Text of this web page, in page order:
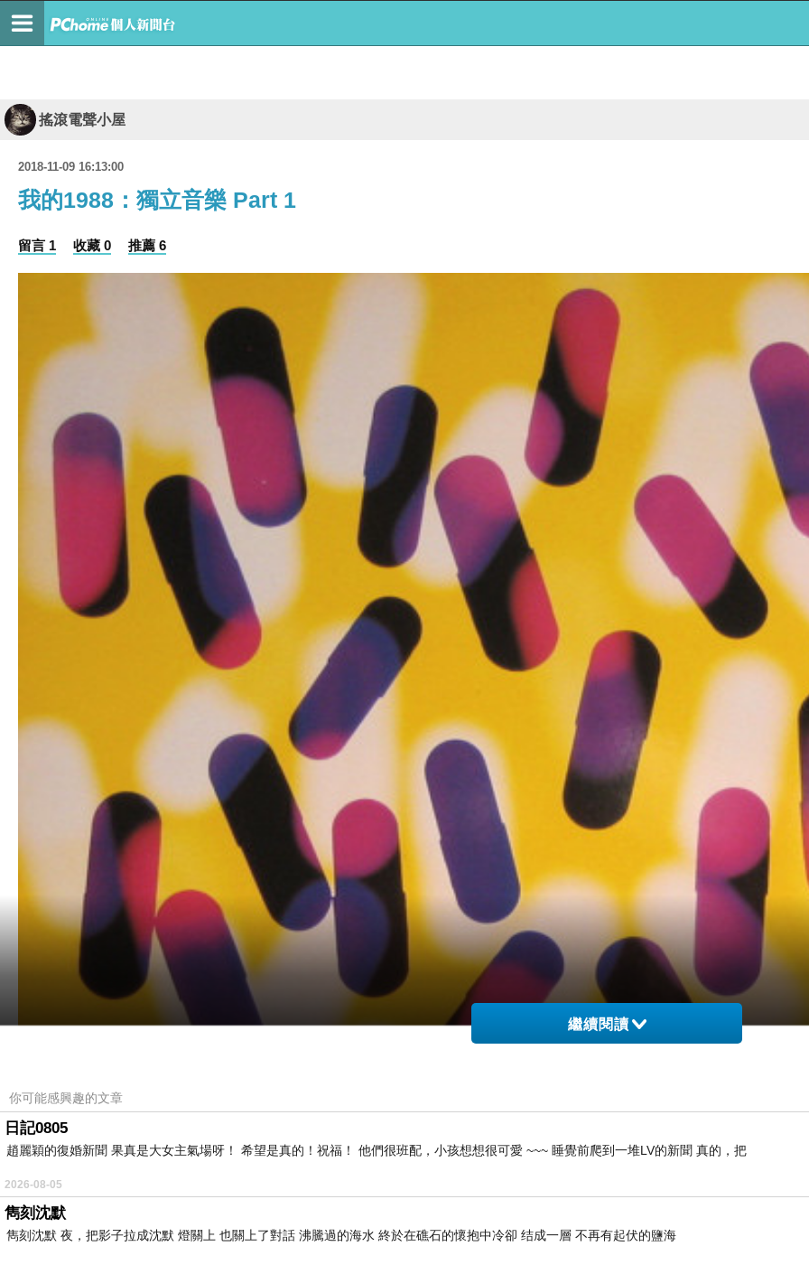
搖滾電聲小屋
2018-11-09 16:13:00
我的1988：獨立音樂 Part 1
留言 1 收藏 0 推薦 6
繼續閱讀
你可能感興趣的文章
日記0805
趙麗穎的復婚新聞 果真是大女主氣場呀！ 希望是真的！祝福！ 他們很班配，小孩想想很可愛 ~~~ 睡覺前爬到一堆LV的新聞 真的，把
2026-08-05
雋刻沈默
雋刻沈默 夜，把影子拉成沈默 燈關上 也關上了對話 沸騰過的海水 終於在礁石的懷抱中冷卻 结成一層 不再有起伏的鹽海